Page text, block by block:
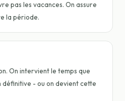
pas les vacances. On assure
la période.
On intervient le temps que
définitive - ou on devient cette